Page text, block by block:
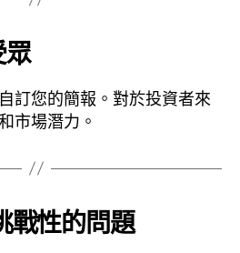
訂您的簡報。對於投資者來
市場潛力。
戰性的問題